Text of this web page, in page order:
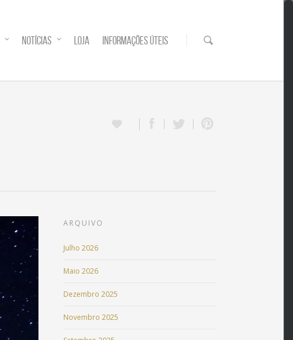
NOTÍCIAS LOJA INFORMAÇÕES ÚTEIS
ARQUIVO
Julho 2026
Maio 2026
Dezembro 2025
Novembro 2025